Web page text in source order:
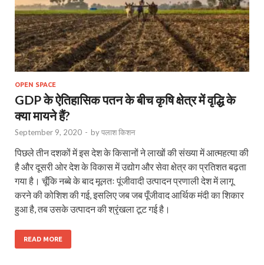
OPEN SPACE
GDP के ऐतिहासिक पतन के बीच कृषि क्षेत्र में वृद्धि के
क्या मायने हैं?
September 9, 2020 - byपलाश किशन
पिछले तीन दशकों में इस देश के किसानों ने लाखों की संख्या में आत्महत्या की
है और दूसरी ओर देश के विकास में उद्योग और सेवा क्षेत्र का प्रतिशत बढ़ता
गया है। चूँकि नब्बे के बाद मूलतः पूंजीवादी उत्पादन प्रणाली देश में लागू
करने की कोशिश की गई, इसलिए जब जब पूँजीवाद आर्थिक मंदी का शिकार
हुआ है, तब उसके उत्पादन की श्रृंखला टूट गई है।
READ MORE